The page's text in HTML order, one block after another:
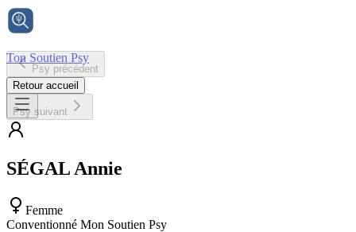
Ton Soutien Psy
Accueil
Psy précédent
Retour accueil
Psy suivant
SÉGAL Annie
Femme
Conventionné Mon Soutien Psy